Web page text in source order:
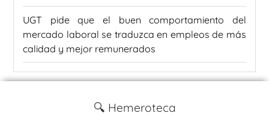
UGT pide que el buen comportamiento del
mercado laboral se traduzca en empleos de más
calidad y mejor remunerados
🔍 Hemeroteca